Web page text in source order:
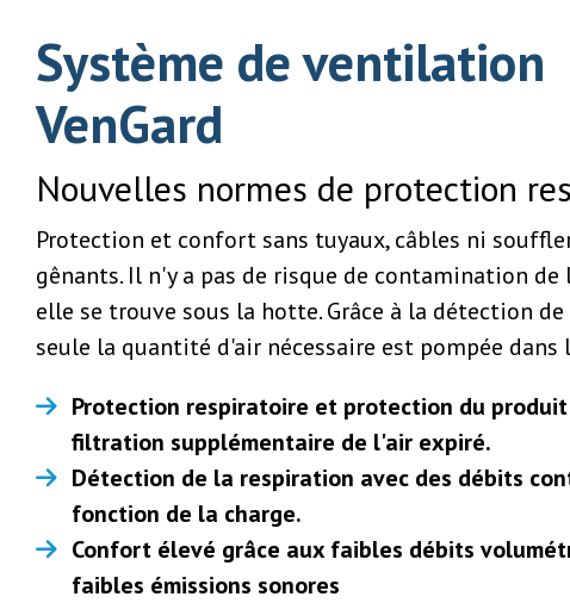
Système de ventilation
VenGard
Nouvelles normes de protection
Protection et confort sans tuyaux, câbles ni
gênants. Il n'y a pas de risque de contamination de
elle se trouve sous la hotte. Grâce à la détection
seule la quantité d'air nécessaire est pompée dans
Protection respiratoire et protection du produit
filtration supplémentaire de l'air expiré.
Détection de la respiration avec des débits
fonction de la charge.
Confort élevé grâce aux faibles débits
faibles émissions sonores